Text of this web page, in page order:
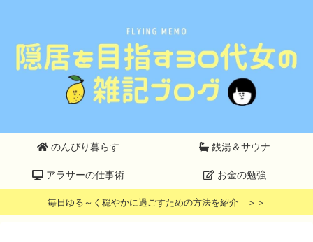
のんびり暮らす 銭湯＆サウナ
アラサーの仕事術 お金の勉強
毎日ゆる～く穏やかに過ごすための方法を紹介 ＞＞